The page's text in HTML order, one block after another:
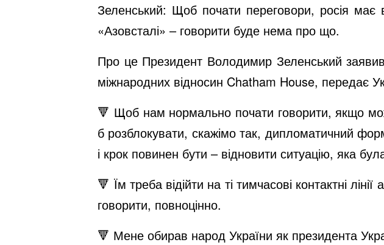
Зеленський: Щоб почати переговори, росія
«Азовсталі» – говорити буде нема про що.
Про це Президент Володимир Зеленський заявив
міжнародних відносин Chatham House, передає
🔻 Щоб нам нормально почати говорити, якщо
б розблокувати, скажімо так, дипломатичний
і крок повинен бути – відновити ситуацію, яка
🔻 Їм треба відійти на ті тимчасові контактні
говорити, повноцінно.
🔻 Мене обирав народ України як президента